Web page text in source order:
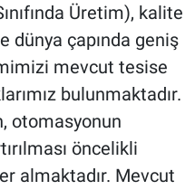
Üretim), kalite
dünya çapında geniş
mevcut tesise
bulunmaktadır.
otomasyonun
öncelikli
almaktadır. Mevcut